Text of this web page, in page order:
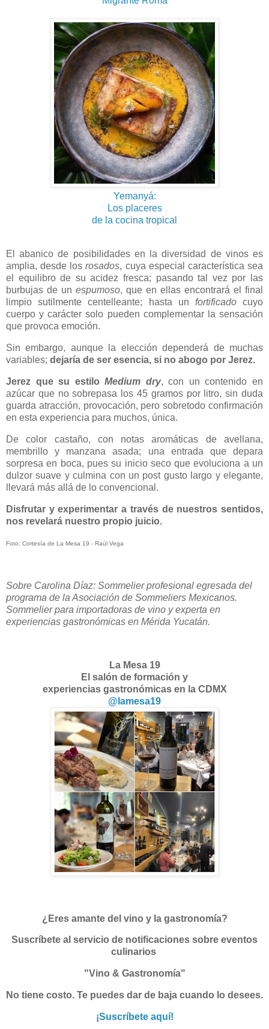
Yemanyá:
Los placeres
de la cocina tropical
El abanico de posibilidades en la diversidad de vinos es
amplia, desde losrosados, cuya especial característica sea
el equilibro de su acidez fresca; pasando tal vez por las
burbujas de un espumoso, que en ellas encontrará el final
limpio sutilmente centelleante; hasta un fortificadocuyo
cuerpo y carácter solo pueden complementar la sensación
que provoca emoción.
Sin embargo, aunque la elección dependerá de muchas
variables; dejaría de ser esencia, si no abogo por Jerez.
Jerez que su estiloMedium dry, con un contenido en
azúcar que no sobrepasa los 45 gramos por litro, sin duda
guarda atracción, provocación, pero sobretodo confirmación
en esta experiencia para muchos, única.
De color castaño, con notas aromáticas de avellana,
membrillo y manzana asada; una entrada que depara
sorpresa en boca, pues su inicio seco que evoluciona a un
dulzor suave y culmina con un post gusto largo y elegante,
llevará más allá de lo convencional.
Disfrutar y experimentar a través de nuestros sentidos,
nos revelará nuestro propio juicio.
Foto: Cortesía de La Mesa 19 - Raúl Vega
Sobre Carolina Díaz: Sommelier profesional egresada del
programa de la Asociación de Sommeliers Mexicanos.
Sommelier para importadoras de vino y experta en
experiencias gastronómicas en Mérida Yucatán.
La Mesa 19
El salón de formación y
experiencias gastronómicas en la CDMX
@lamesa19
¿Eres amante del vino y la gastronomía?
Suscríbete al servicio de notificaciones sobre eventos
culinarios
"Vino & Gastronomía"
No tiene costo. Te puedes dar de baja cuando lo desees.
¡Suscríbete aquí!